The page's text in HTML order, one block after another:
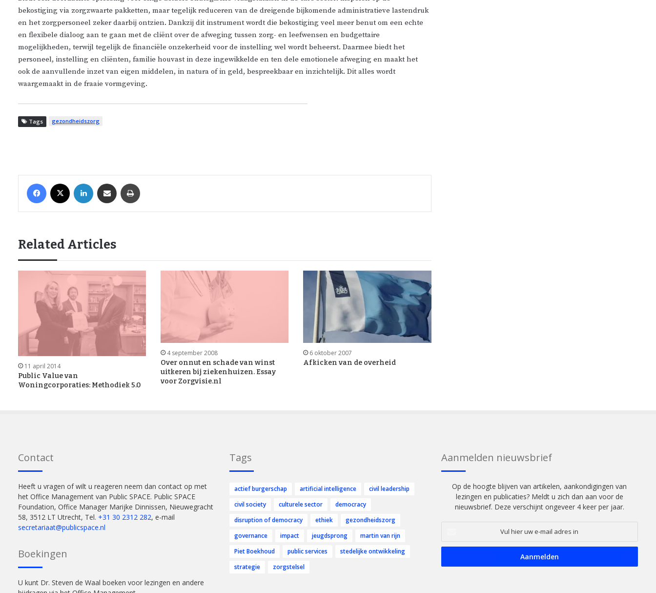
bekostiging via zorgzwaarte pakketten, maar tegelijk reduceren van de dreigende bijkomende administratieve lastendruk
en het zorgpersoneel zeker daarbij ontzien. Dankzij dit instrument wordt die bekostiging veel meer benut om een echte
en flexibele dialoog aan te gaan met de cliënt over de afweging tussen zorg- en leefwensen en budgettaire
mogelijkheden, terwijl tegelijk de financiële onzekerheid voor de instelling wel wordt beheerst. Daarmee biedt het
personeel, instelling en cliënten, familie houvast in deze ingewikkelde en ten dele emotionele afweging en maakt het
ook de aanvullende inzet van eigen middelen, in natura of in geld, bespreekbaar en inzichtelijk. Dit alles wordt
waargemaakt in de fraaie vormgeving.
Tags gezondheidszorg
Related Articles
11 april 2014
Public Value van
Woningcorporaties: Methodiek 5.0
4 september 2008
Over onnut en schade van winst
uitkeren bij ziekenhuizen. Essay
voor Zorgvisie.nl
6 oktober 2007
Afkicken van de overheid
Contact
Heeft u vragen of wilt u reageren neem dan contact op met
het Office Management van Public SPACE. Public SPACE
Foundation, Office Manager Marijke Dinnissen, Nieuwegracht
58, 3512 LT Utrecht, Tel. +31 30 2312 282, e-mail
secretariaat@publicspace.nl
Boekingen
U kunt Dr. Steven de Waal boeken voor lezingen en andere
Tags
actief burgerschap artificial intelligence
civil leadership
civil society
culturele sector
democracy
disruption of democracy
ethiek
gezondheidszorg
governance
impact jeugdsprong
martin van rijn
Piet Boekhoud
public services
stedelijke ontwikkeling
strategie
zorgstelsel
Aanmelden nieuwsbrief
Op de hoogte blijven van artikelen, aankondigingen van
lezingen en publicaties? Meldt u zich dan aan voor de
nieuwsbrief. Deze verschijnt ongeveer 4 keer per jaar.
uw
mail